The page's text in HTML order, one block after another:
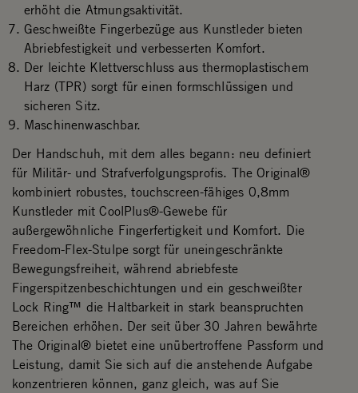
erhöht die Atmungsaktivität.
Geschweißte Fingerbezüge aus Kunstleder bieten
Abriebfestigkeit und verbesserten Komfort.
Der leichte Klettverschluss aus thermoplastischem
Harz (TPR) sorgt für einen formschlüssigen und
sicheren Sitz.
Maschinenwaschbar.
Der Handschuh, mit dem alles begann: neu definiert
für Militär- und Strafverfolgungsprofis. The Original®
kombiniert robustes, touchscreen-fähiges 0,8mm
Kunstleder mit CoolPlus®-Gewebe für
außergewöhnliche Fingerfertigkeit und Komfort. Die
Freedom-Flex-Stulpe sorgt für uneingeschränkte
Bewegungsfreiheit, während abriebfeste
Fingerspitzenbeschichtungen und ein geschweißter
Lock Ring™ die Haltbarkeit in stark beanspruchten
Bereichen erhöhen. Der seit über 30 Jahren bewährte
The Original® bietet eine unübertroffene Passform und
Leistung, damit Sie sich auf die anstehende Aufgabe
konzentrieren können, ganz gleich, was auf Sie